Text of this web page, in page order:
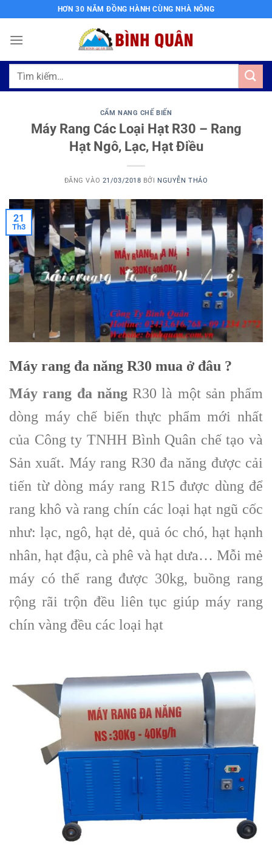
qua
nội
HƠN 30 NĂM ĐỒNG HÀNH CÙNG NHÀ NÔNG
Tìm
CẨM NANG CHẾ BIẾN
Máy Rang Các Loại Hạt R30 – Rang
Hạt Ngô, Lạc, Hạt Điều
ĐĂNG VÀO 21/03/2018 BỞI NGUYỄN THẢO
21
Th3
Máy rang đa năng R30 mua ở đâu ?
Máy rang đa năng R30 là một sản phẩm
dòng máy chế biến thực phẩm mới nhất
của Công ty TNHH Bình Quân chế tạo và
Sản xuất. Máy rang R30 đa năng được cải
tiến từ dòng máy rang R15 được dùng để
rang khô và rang chín các loại hạt ngũ cốc
như: lạc, ngô, hạt dẻ, quả óc chó, hạt hạnh
nhân, hạt đậu, cà phê và hạt dưa… Mỗi mẻ
máy có thể rang được 30kg, buồng rang
rộng rãi trộn đều liên tục giúp máy rang
chín vàng đều các loại hạt